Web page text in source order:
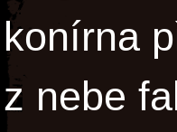
konírna
z nebe